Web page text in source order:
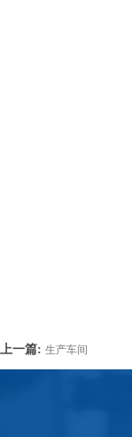
上一篇: 生产车间